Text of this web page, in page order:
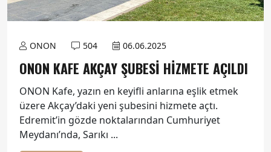
ONON 504 06.06.2025
ONON KAFE AKÇAY ŞUBESI HIZMETE AÇILDI
ONON Kafe, yazın en keyifli anlarına eşlik etmek
üzere Akçay’daki yeni şubesini hizmete açtı.
Edremit’in gözde noktalarından Cumhuriyet
Meydanı’nda, Sarıkı ...